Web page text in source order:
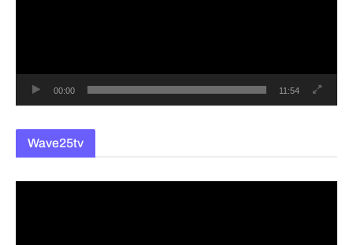
00:00 11:54
Wave25tv